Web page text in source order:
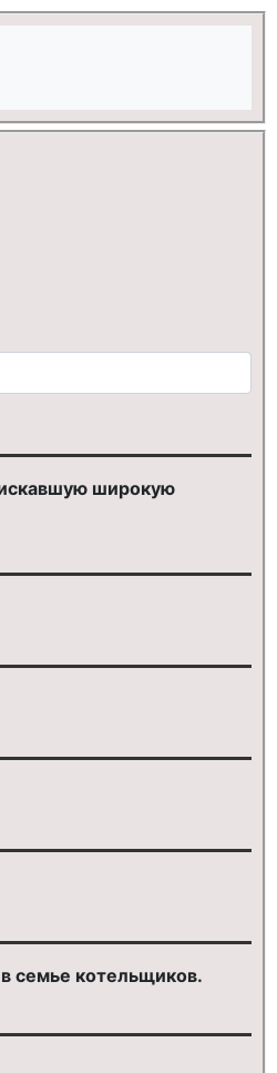
широкую
в семье котельщиков.